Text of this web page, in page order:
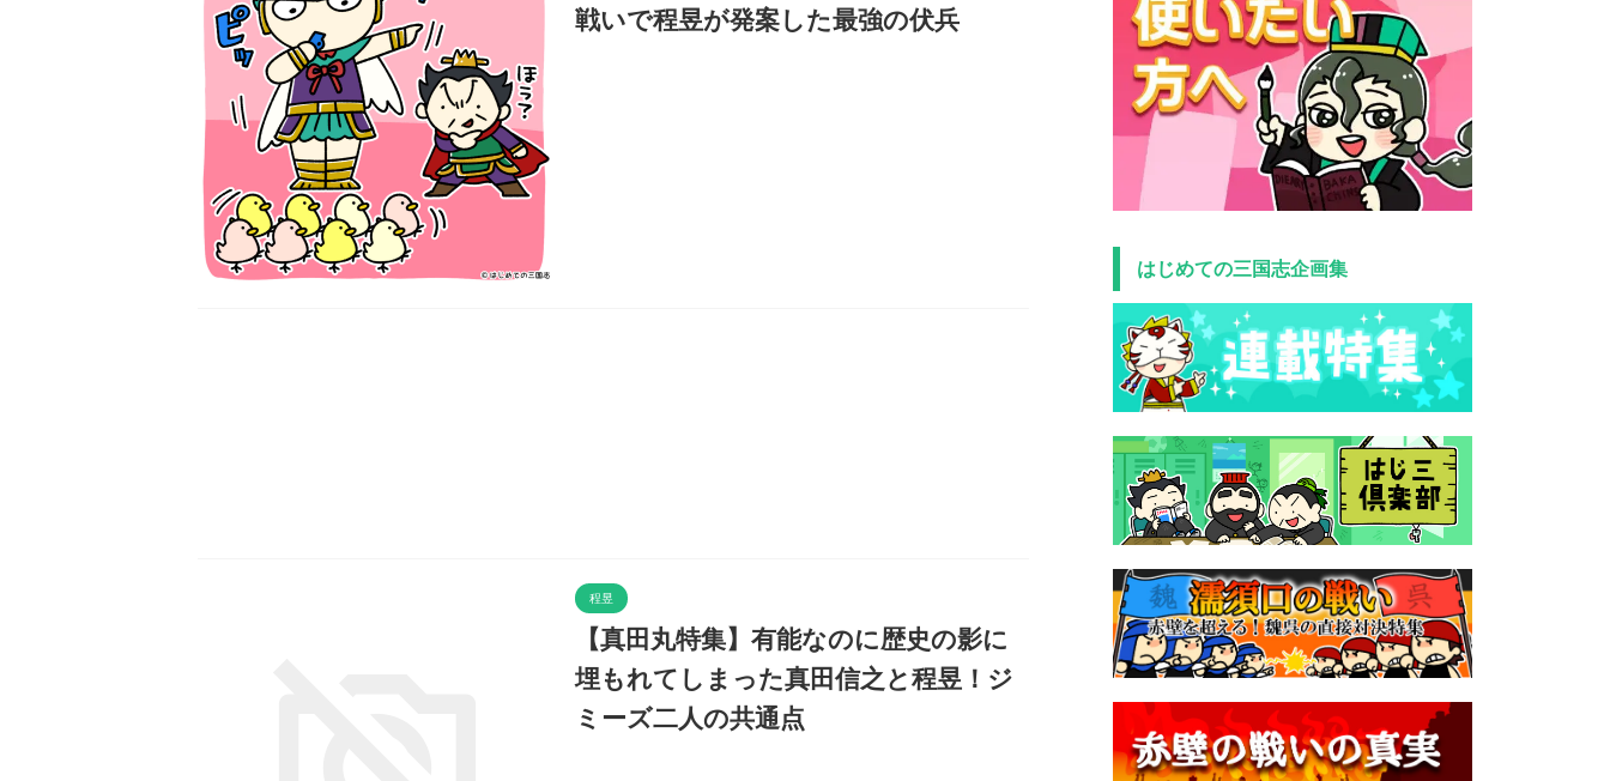
戦いで程昱が発案した最強の伏兵
程昱
【真田丸特集】有能なのに歴史の影に
埋もれてしまった真田信之と程昱！ジ
ミーズ二人の共通点
はじめての三国志企画集